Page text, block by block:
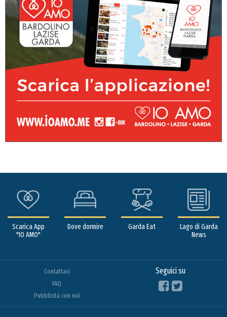
Scarica App
"IO AMO"
Dove dormire Garda Eat
Lago di Garda
News
Contattaci
FAQ
Pubblicità con noi
Seguici su